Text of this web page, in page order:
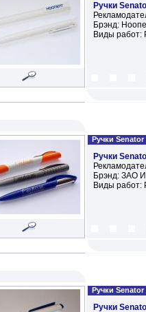
Ручки
Брэнд:
Виды работ:
Ручки
Ручки
Брэнд: ЗАО
Виды работ:
Ручки
Ручки